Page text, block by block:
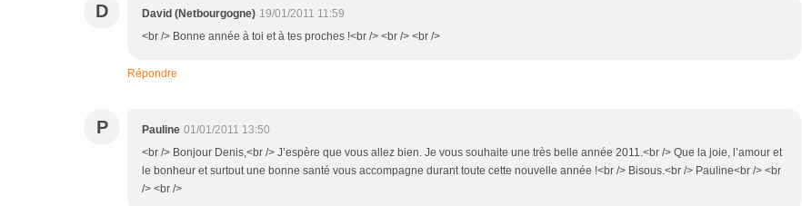
D David (Netbourgogne) 19/01/2011 11:59
<br /> Bonne année à toi et à tes proches !<br /> <br /> <br />
Répondre
P Pauline 01/01/2011 13:50
<br /> Bonjour Denis,<br /> J’espère que vous allez bien. Je vous souhaite une très belle année 2011.<br /> Que la joie, l’amour et
le bonheur et surtout une bonne santé vous accompagne durant toute cette nouvelle année !<br /> Bisous.<br /> Pauline<br /> <br
/> <br />